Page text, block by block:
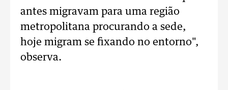
antes migravam para uma região
metropolitana procurando a sede,
hoje migram se fixando no entorno",
observa.